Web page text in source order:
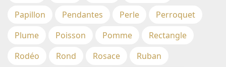
Papillon
Pendantes Perle
Perroquet
Plume
Poisson Pomme
Rectangle
Rodéo
Rond Rosace
Ruban